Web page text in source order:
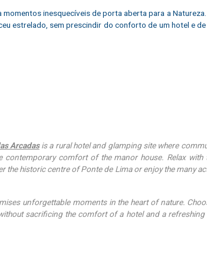
inesquecíveis de porta aberta para a
estrelado, sem prescindir do conforto de um hotel e
Arcadasis a rural hotel and glamping site where
comfort of the manor house. Relax with
historic centre of Ponte de Lima or enjoy the many
unforgettable moments in the heart of nature.
sacrificing the comfort of a hotel and a refreshing